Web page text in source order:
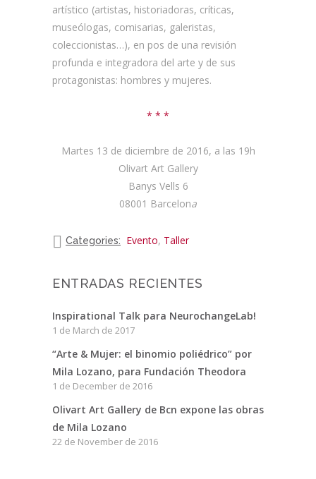
artístico (artistas, historiadoras, críticas,
museólogas, comisarias, galeristas,
coleccionistas…), en pos de una revisión
profunda e integradora del arte y de sus
protagonistas: hombres y mujeres.
* * *
Martes 13 de diciembre de 2016, a las 19h
Olivart Art Gallery
Banys Vells 6
08001 Barcelona
Categories: Evento, Taller
ENTRADAS RECIENTES
Inspirational Talk para NeurochangeLab!
1 de March de 2017
“Arte & Mujer: el binomio poliédrico” por
Mila Lozano, para Fundación Theodora
1 de December de 2016
Olivart Art Gallery de Bcn expone las obras
de Mila Lozano
22 de November de 2016